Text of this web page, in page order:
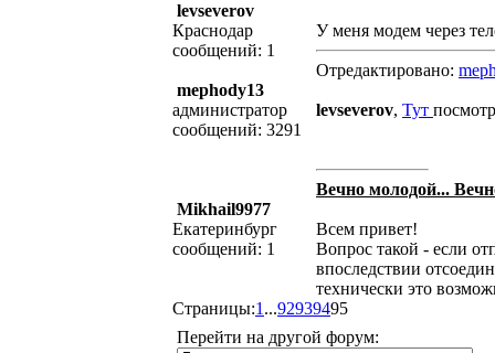
levseverov
Краснодар
сообщений: 1
У меня модем через
Отредактировано:
mephody13
администратор
сообщений: 3291
levseverov, Тут
Вечно молодой...
Mikhail9977
Екатеринбург
сообщений: 1
Всем привет!
Вопрос такой - если
впоследствии
технически это
Страницы:1 ...92939495
Перейти на другой форум: